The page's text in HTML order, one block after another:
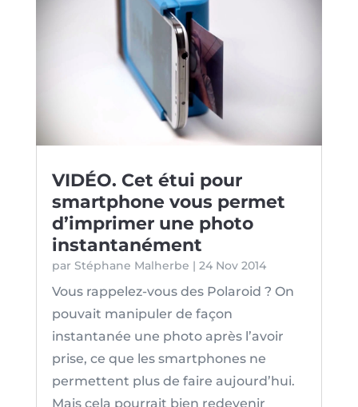
VIDÉO. Cet étui pour
smartphone vous permet
d’imprimer une photo
instantanément
par Stéphane Malherbe | 24 Nov 2014
Vous rappelez-vous des Polaroid ? On
pouvait manipuler de façon
instantanée une photo après l’avoir
prise, ce que les smartphones ne
permettent plus de faire aujourd’hui.
Mais cela pourrait bien redevenir